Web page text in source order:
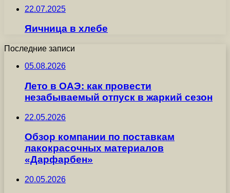
22.07.2025
Яичница в хлебе
Последние записи
05.08.2026
Лето в ОАЭ: как провести
незабываемый отпуск в жаркий сезон
22.05.2026
Обзор компании по поставкам
лакокрасочных материалов
«Дарфарбен»
20.05.2026